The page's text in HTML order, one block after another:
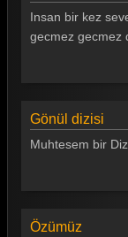
Insan bir kez
gecmez gecmez
Gönül dizisi
Muhtesem bir
Özümüz